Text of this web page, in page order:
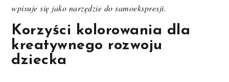
wpisuje się jako narzędzie do samoekspresji.
Korzyści kolorowania dla
kreatywnego rozwoju
dziecka